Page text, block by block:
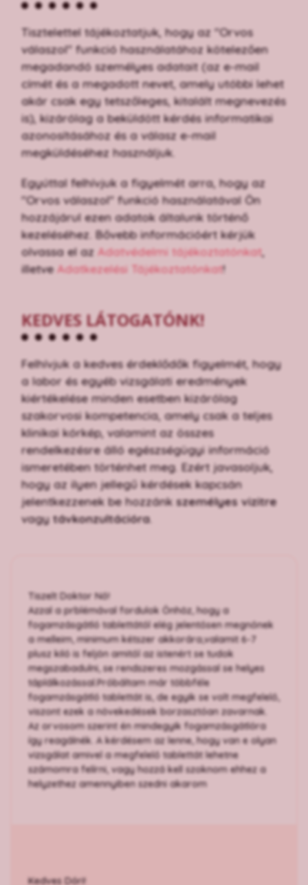
Tisztelettel tájékoztatjuk, hogy az "Orvos
válaszol" funkció használatához kötelezően
megadandó személyes adatait (az e-mail
címét és a megadott nevet, amely utóbbi lehet
akár csak egy tetszőleges, kitalált megnevezés
is), kizárólag a beküldött kérdés informatikai
azonosításához és a válasz e-mail
megküldéséhez használjuk.
Egyúttal felhívjuk a figyelmét arra, hogy az
"Orvos válaszol" funkció használatával Ön
hozzájárul ezen adatok általunk történő
kezeléséhez. Bővebb információért kérjük
olvassa el az Adatvédelmi tájékoztatónkat,
illetve Adatkezelési Tájékoztatónkat!
KEDVES LÁTOGATÓNK!
Felhívjuk a kedves érdeklődők figyelmét, hogy
a labor és egyéb vizsgálati eredmények
kiértékelése minden esetben kizárólag
szakorvosi kompetencia, amely csak a teljes
klinikai kórkép, valamint az összes
rendelkezésre álló egészségügyi információ
ismeretében történhet meg. Ezért javasoljuk,
hogy az ilyen jellegű kérdések kapcsán
jelentkezzenek be hozzánk személyes vizitre
vagytávkonzultációra.
Tiszelt Doktor Nő!
Azzal a prblémával fordulok Önhöz, hogy a
fogamzásgátló tablettától elég jelentősen megnőnek
a melleim, minimum kétszer akkorára,valamit 6-7
plusz kiló is feljön amitől az istenért se tudok
megszabadulni, se rendszeres mozgással se helyes
táplálkozással.Próbáltam már többféle
fogamzásgátló tablettát is, de egyik se volt megfelelő,
viszont ezek a növekedések borzasztóan zavarnak.
Az orvosom szerint én mindegyik fogamzásgátlóra
így reagálnék. A kérdésem az lenne, hogy van e olyan
vizsgálat amivel a megfelelő tablettát lehetne
számomra felírni, vagy hozzá kell szoknom ehhez a
helyzethez amennyiben szedni akarom
Kedves Dóri!